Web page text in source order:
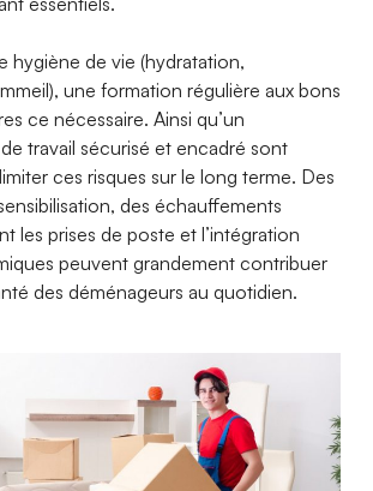
hygiène de vie (hydratation,
une formation régulière aux bons
ce nécessaire. Ainsi qu’un
travail sécurisé et encadré sont
ces risques sur le long terme. Des
des échauffements
les prises de poste et l’intégration
peuvent grandement contribuer
des déménageurs au quotidien.